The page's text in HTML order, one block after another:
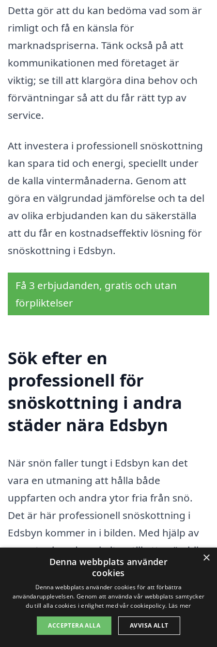
Detta gör att du kan bedöma vad som är
rimligt och få en känsla för
marknadspriserna. Tänk också på att
kommunikationen med företaget är
viktig; se till att klargöra dina behov och
förväntningar så att du får rätt typ av
service.
Att investera i professionell snöskottning
kan spara tid och energi, speciellt under
de kalla vintermånaderna. Genom att
göra en välgrundad jämförelse och ta del
av olika erbjudanden kan du säkerställa
att du får en kostnadseffektiv lösning för
snöskottning i Edsbyn.
Få 3 erbjudanden, gratis och utan
förpliktelser
Sök efter en
professionell för
snöskottning i andra
städer nära Edsbyn
När snön faller tungt i Edsbyn kan det
vara en utmaning att hålla både
uppfarten och andra ytor fria från snö.
Det är här professionell snöskottning i
Edsbyn kommer in i bilden. Med hjälp av
experter kan du enkelt se till att snön blir
borttagen effektivt och snabbt, vilket gör
din vardag mycket enklare.
Om du letar efter snöskottning i Edsbyn,
finns det flera företag och tjänster som
×
Denna webbplats använder
cookies
Denna webbplats använder cookies för att förbättra
användarupplevelsen. Genom att använda vår webbplats samtycker
du till alla cookies i enlighet med vår cookiepolicy. Läs mer
ACCEPTERA ALLA AVVISA ALLT